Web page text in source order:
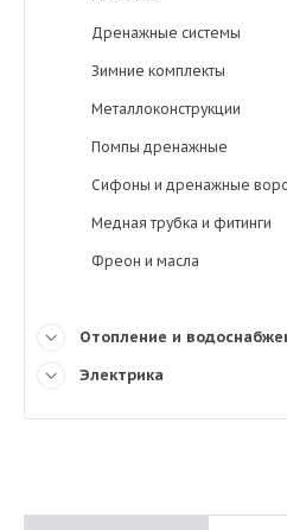
Дренажные системы
Зимние комплекты
Металлоконструкции
Помпы дренажные
Сифоны и дренажные
Медная трубка и фитинги
Фреон и масла
Отопление и
Электрика